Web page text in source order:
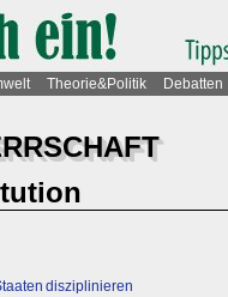
Theorie&Politik Debatten
disziplinieren